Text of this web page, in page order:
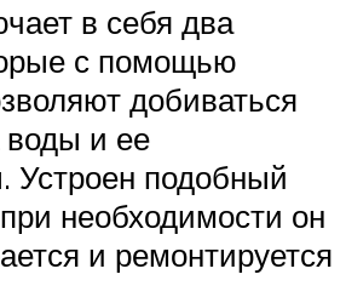
в себя два
с помощью
добиваться
воды и ее
Устроен подобный
необходимости он
и ремонтируется